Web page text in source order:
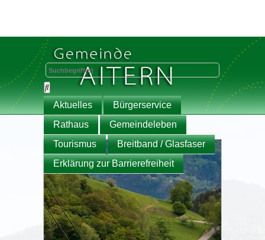
Aktuelles
Bürgerservice
Rathaus
Gemeindeleben
Tourismus
Breitband / Glasfaser
Erklärung zur Barrierefreiheit